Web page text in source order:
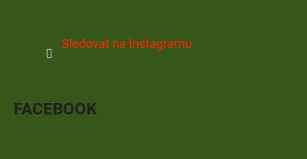
Sledovat na Instagramu
FACEBOOK